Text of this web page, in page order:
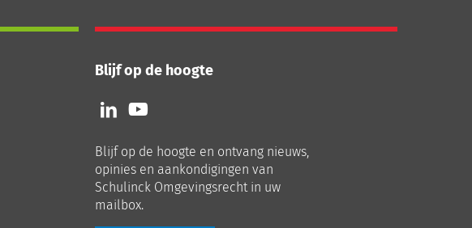
Blijf op de hoogte
Volg
ons
LinkedIn
Volg
ons
Youtube
Blijf op de hoogte en ontvang nieuws,
opinies en aankondigingen van
Schulinck Omgevingsrecht in uw
mailbox.